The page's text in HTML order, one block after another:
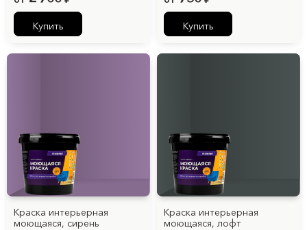
Купить Купить
Краска интерьерная
моющаяся, cирень
Краска интерьерная
моющаяся, лофт